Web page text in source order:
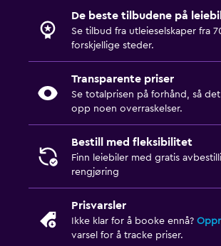
De beste tilbudene på
Se tilbud fra utleieselskaper fra
forskjellige steder.
Transparente priser
Se totalprisen på forhånd, så
opp noen overraskelser.
Bestill med fleksibilitet
Finn leiebiler med gratis
rengjøring
Prisvarsler
Ikke klar for å booke ennå?
varsel for å tracke priser.